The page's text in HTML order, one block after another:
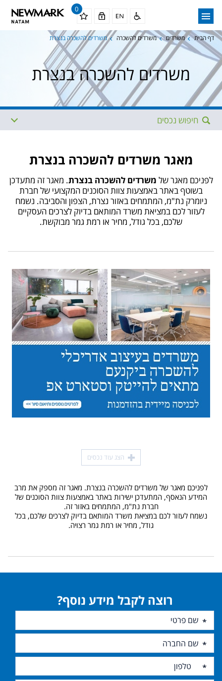
0
דף הבית משרדים משרדים להשכרה משרדים להשכרה בנצרת
משרדים להשכרה בנצרת
חיפוש נכסים
תתי איזורים נוספים מגודל
עד גודל ממחיר
מאגר משרדים להשכרה בנצרת
לפניכם מאגר של משרדים להשכרה בנצרת. מאגר זה מתעדכן
בשוטף באתר באמצעות צוות הסוכנים המקצועי של חברת
ניומרק נת"מ, המתמחים באזור נצרת, הצפון והסביבה. נשמח
לעזור לכם במציאת משרד המותאם בדיוק לצרכים העסקיים
שלכם, בכל גודל, מחיר או רמת גמר מבוקשת.
לפניכם מאגר של משרדים להשכרה בנצרת. מאגר זה מספק את מרב
המידע הנאסף, המתעדכן ישירות באתר באמצעות צוות הסוכנים של
חברת נת"מ, המתמחים באזור זה.
נשמח לעזור לכם במציאת משרד המותאם בדיוק לצרכים שלכם, בכל
גודל, מחיר או רמת גמר רצויה.
רוצה לקבל מידע נוסף?